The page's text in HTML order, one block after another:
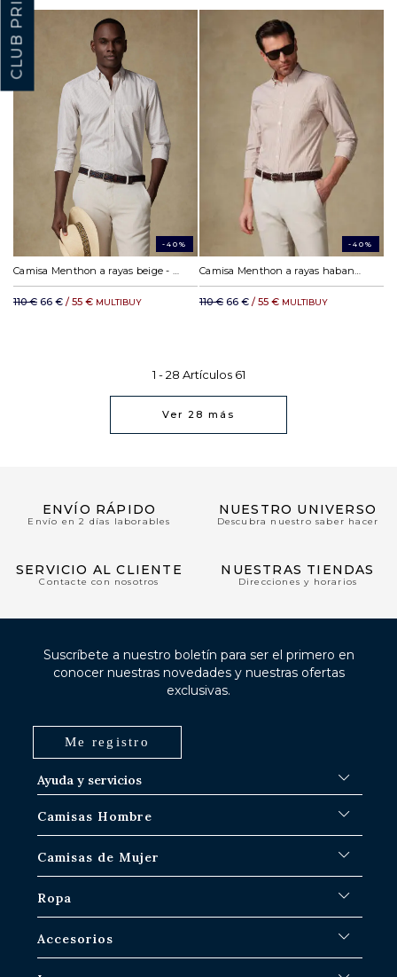
-40%
110 € 66 € / 55 € MULTIBUY
-40%
110 € 66 € / 55 € MULTIBUY
1 -28 Artículos 61
Ver28 más
ENVÍO RÁPIDO
Envío en 2 días laborables
NUESTRO UNIVERSO
Descubra nuestro saber hacer
SERVICIO AL CLIENTE
Contacte con nosotros
NUESTRAS TIENDAS
Direcciones y horarios
Ayuda y servicios
Procedimientos de envío
Intercambio en las tiendas de París-IDF
Camisas Hombre
Camisas azules
Camisas de cuadros
Camisas manga corta hombre
Camisas de Mujer
Camisas Blanca Mujer
Camisas oversize para mujer
Ropa
Suéteres & Sweat Hombre
Accesorios
Suscríbete a nuestro boletín para ser el primero en
conocer nuestras novedades y nuestras ofertas
exclusivas.
Me registro